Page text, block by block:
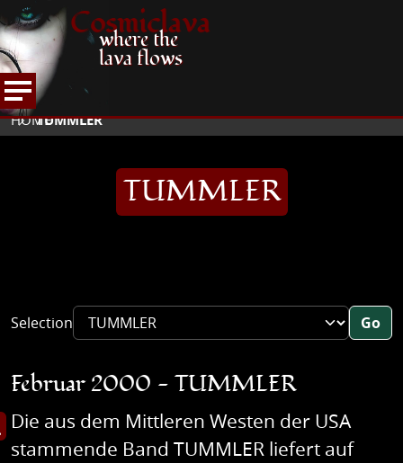
Cosmiclava
where the
lava flows
HOME
ARTIKEL UND MEHR
TUMMLER
TUMMLER
Selection Go
Februar 2000 - TUMMLER
Bild in Großansicht
Die aus dem Mittleren Westen der USA
stammende Band TUMMLER liefert auf